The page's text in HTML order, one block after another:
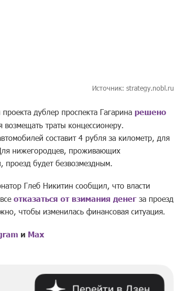
Источник: strategy.nobl.ru
дублер проспекта Гагарина решено
возмещать траты концессионеру.
составит 4 рубля за километр, для
нижегородцев, проживающих
проезд будет безвозмездным.
Глеб Никитин сообщил, что власти
отказаться от взимания денег за проезд
чтобы изменилась финансовая ситуация.
и Mах